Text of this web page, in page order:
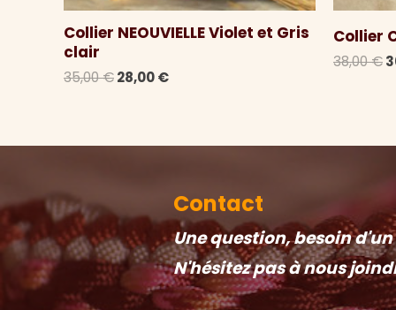
Collier NEOUVIELLE Violet et Gris
clair
35,00€Le
35,00 €.
28,00€Le
28,00 €.
Collier
38,00€
Contact
Une question, besoin
N'hésitez pas à nous